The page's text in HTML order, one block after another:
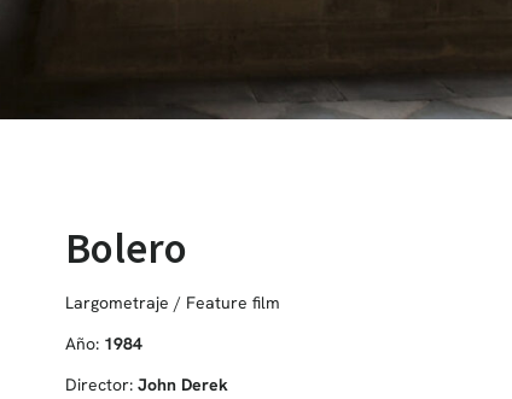
Bolero
Largometraje / Feature film
Año: 1984
Director: John Derek